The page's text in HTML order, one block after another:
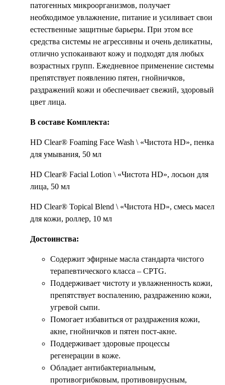
патогенных микроорганизмов, получает
необходимое увлажнение, питание и усиливает свои
естественные защитные барьеры. При этом все
средства системы не агрессивны и очень деликатны,
отлично успокаивают кожу и подходят для любых
возрастных групп. Ежедневное применение системы
препятствует появлению пятен, гнойничков,
раздражений кожи и обеспечивает свежий, здоровый
цвет лица.
В составе Комплекта:
HD Clear® Foaming Face Wash \ «Чистота HD», пенка
для умывания, 50 мл
HD Clear® Facial Lotion \ «Чистота HD», лосьон для
лица, 50 мл
HD Clear® Topical Blend \ «Чистота HD», смесь масел
для кожи, роллер, 10 мл
Достоинства:
Содержит эфирные масла стандарта чистого
терапевтического класса – CPTG.
Поддерживает чистоту и увлажненность кожи,
препятствует воспалению, раздражению кожи,
угревой сыпи.
Помогает избавиться от раздражения кожи,
акне, гнойничков и пятен пост-акне.
Поддерживает здоровые процессы
регенерации в коже.
Обладает антибактериальным,
противогрибковым, противовирусным,